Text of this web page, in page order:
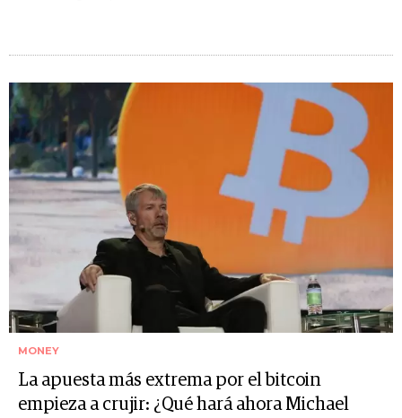
MONEY
La apuesta más extrema por el bitcoin
empieza a crujir: ¿Qué hará ahora Michael